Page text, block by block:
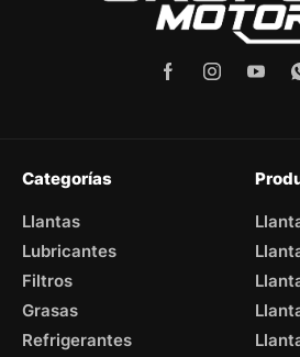
Categorías
Llantas
Lubricantes
Filtros
Grasas
Refrigerantes